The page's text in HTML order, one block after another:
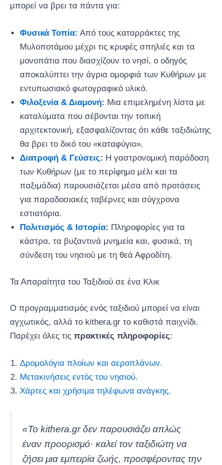
μπορεί να βρει τα πάντα για:
Φυσικά Τοπία: Από τους καταρράκτες της
Μυλοποτάμου μέχρι τις κρυφές σπηλιές και τα
μονοπάτια που διασχίζουν το νησί, ο οδηγός
αποκαλύπτει την άγρια ομορφιά των Κυθήρων με
εντυπωσιακό φωτογραφικό υλικό.
Φιλοξενία & Διαμονή: Μια επιμελημένη λίστα με
καταλύματα που σέβονται την τοπική
αρχιτεκτονική, εξασφαλίζοντας ότι κάθε ταξιδιώτης
θα βρει το δικό του «καταφύγιο».
Διατροφή & Γεύσεις: Η γαστρονομική παράδοση
των Κυθήρων (με το περίφημο μέλι και τα
παξιμάδια) παρουσιάζεται μέσα από προτάσεις
για παραδοσιακές ταβέρνες και σύγχρονα
εστιατόρια.
Πολιτισμός & Ιστορία: Πληροφορίες για τα
κάστρα, τα βυζαντινά μνημεία και, φυσικά, τη
σύνδεση του νησιού με τη θεά Αφροδίτη.
Τα Απαραίτητα του Ταξιδιού σε ένα Κλικ
Ο προγραμματισμός ενός ταξιδιού μπορεί να είναι
αγχωτικός, αλλά το kithera.gr το καθιστά παιχνίδι.
Παρέχει όλες τις πρακτικές πληροφορίες:
Δρομολόγια πλοίων και αεροπλάνων.
Μετακινήσεις εντός του νησιού.
Χάρτες και χρήσιμα τηλέφωνα ανάγκης.
«Το kithera.gr δεν παρουσιάζει απλώς
έναν προορισμό· καλεί τον ταξιδιώτη να
ζήσει μια εμπειρία ζωής, προσφέροντας την